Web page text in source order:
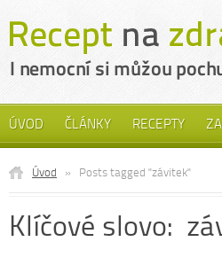
ÚVOD ČLÁNKY RECEPTY
Úvod » Posts tagged "závitek"
Klíčové slovo: